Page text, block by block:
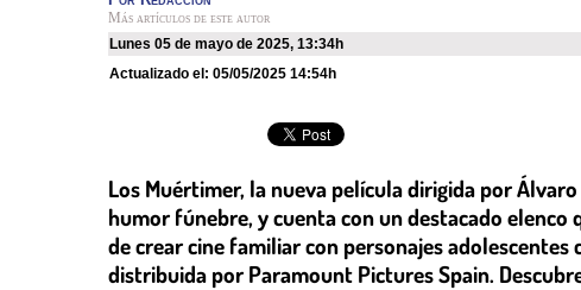
Más artículos de este autor
lunes 05 de mayo de 2025, 13:34h
Actualizado el: 05/05/2025 14:54h
Los Muértimer, la nueva película dirigida por
humor fúnebre, y cuenta con un destacado elenco
de crear cine familiar con personajes
distribuida por Paramount Pictures Spain.